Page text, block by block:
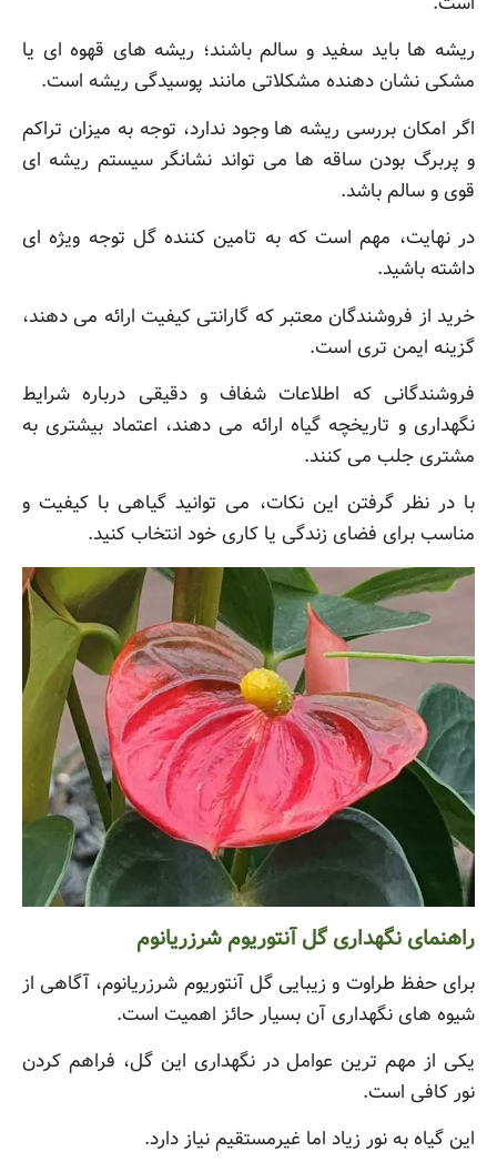
ریشه ها باید سفید و سالم باشند؛ ریشه های قهوه ای یا
مشکی نشان دهنده مشکلاتی مانند پوسیدگی ریشه است.
اگر امکان بررسی ریشه ها وجود ندارد، توجه به میزان تراکم
و پربرگ بودن ساقه ها می تواند نشانگر سیستم ریشه ای
قوی و سالم باشد.
در نهایت، مهم است که به تامین کننده گل توجه ویژه ای
داشته باشید.
خرید از فروشندگان معتبر که گارانتی کیفیت ارائه می دهند،
گزینه ایمن تری است.
فروشندگانی که اطلاعات شفاف و دقیقی درباره شرایط
نگهداری و تاریخچه گیاه ارائه می دهند، اعتماد بیشتری به
مشتری جلب می کنند.
با در نظر گرفتن این نکات، می توانید گیاهی با کیفیت و
مناسب برای فضای زندگی یا کاری خود انتخاب کنید.
راهنمای نگهداری گل آنتوریوم شرزریانوم
برای حفظ طراوت و زیبایی گل آنتوریوم شرزریانوم، آگاهی از
شیوه های نگهداری آن بسیار حائز اهمیت است.
یکی از مهم ترین عوامل در نگهداری این گل، فراهم کردن
نور کافی است.
این گیاه به نور زیاد اما غیرمستقیم نیاز دارد.